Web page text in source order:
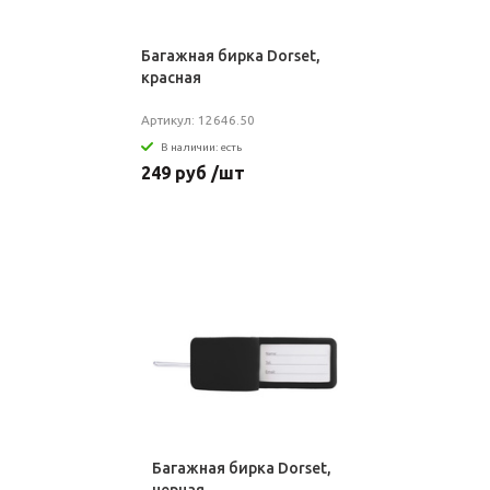
Багажная бирка Dorset,
красная
Артикул: 12646.50
В наличии: есть
249 руб /шт
Багажная бирка Dorset,